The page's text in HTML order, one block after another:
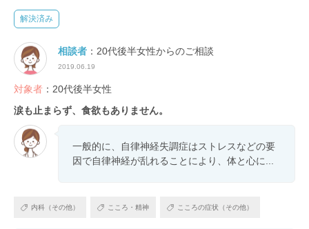
解決済み
相談者 ：20代後半女性からのご相談
2019.06.19
対象者 ：20代後半女性
涙も止まらず、食欲もありません。
一般的に、自律神経失調症はストレスなどの要
因で自律神経が乱れることにより、体と心に...
内科（その他） こころ・精神 こころの症状（その他）